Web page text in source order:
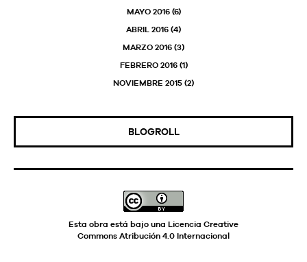
MAYO 2016(6)
ABRIL 2016 (4)
MARZO 2016 (3)
FEBRERO 2016(1)
NOVIEMBRE 2015 (2)
BLOGROLL
Esta obra está bajo una Licencia Creative
Commons Atribución 4.0 Internacional